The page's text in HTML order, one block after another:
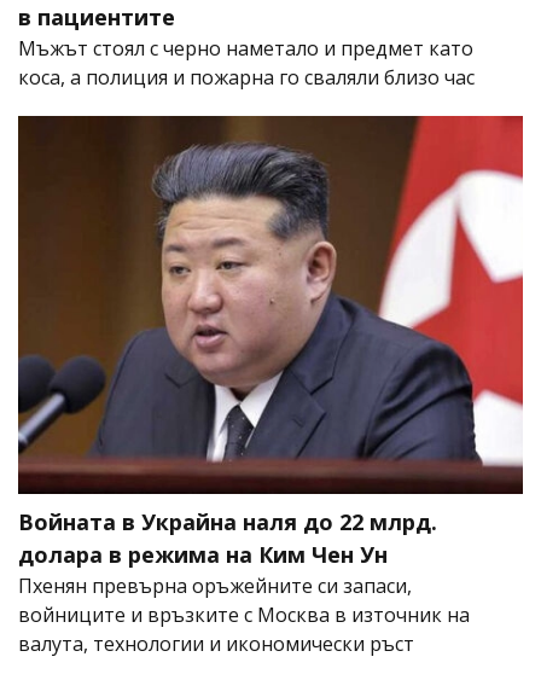
в пациентите
Мъжът стоял с черно наметало и предмет като
коса, а полиция и пожарна го сваляли близо час
Войната в Украйна наля до 22 млрд.
долара в режима на Ким Чен Ун
Пхенян превърна оръжейните си запаси,
войниците и връзките с Москва в източник на
валута, технологии и икономически ръст